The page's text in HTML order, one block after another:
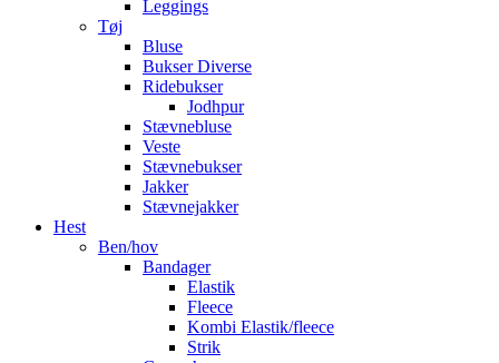
Leggings
Tøj
Bluse
Bukser Diverse
Ridebukser
Jodhpur
Stævnebluse
Veste
Stævnebukser
Jakker
Stævnejakker
Hest
Ben/hov
Bandager
Elastik
Fleece
Kombi Elastik/fleece
Strik